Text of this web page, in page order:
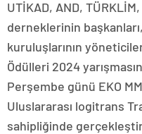
UTİKAD, AND,
derneklerinin
kuruluşlarının
Ödülleri 2024
Perşembe günü EKO
Uluslararası logitrans
sahipliğinde